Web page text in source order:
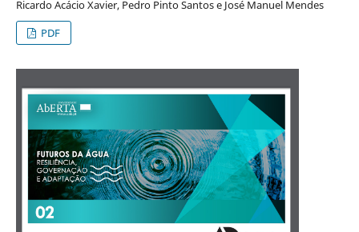
Ricardo Acácio Xavier, Pedro Pinto Santos e José Manuel Mendes
PDF